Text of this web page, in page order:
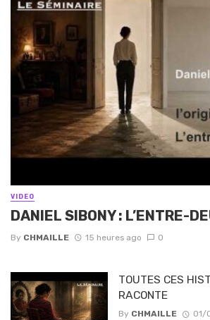
VIDEO
DANIEL SIBONY : L’ENTRE-
By CHMAILLE 15 heures ago 0
TOUTES CES
RACONTE
By CHMAILLE 01/